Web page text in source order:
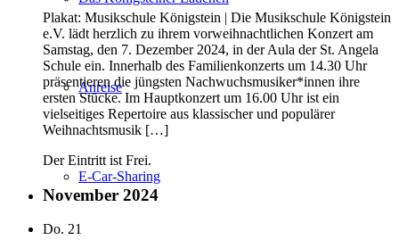
Anreise
E-Car-Sharing
Plakat: Musikschule Königstein | Die Musikschule Königstein
e.V. lädt herzlich zu ihrem vorweihnachtlichen Konzert am
Samstag, den 7. Dezember 2024, in der Aula der St. Angela
Schule ein. Innerhalb des Familienkonzerts um 14.30 Uhr
präsentieren die jüngsten Nachwuchsmusiker*innen ihre
ersten Stücke. Im Hauptkonzert um 16.00 Uhr ist ein
vielseitiges Repertoire aus klassischer und populärer
Weihnachtsmusik […]
Der Eintritt ist Frei.
November 2024
Do. 21